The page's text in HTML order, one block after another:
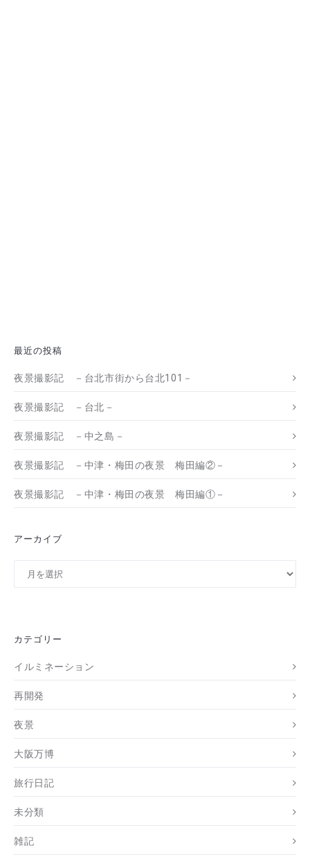
最近の投稿
夜景撮影記 －台北市街から台北101－
夜景撮影記 －台北－
夜景撮影記 －中之島－
夜景撮影記 －中津・梅田の夜景 梅田編②－
夜景撮影記 －中津・梅田の夜景 梅田編①－
アーカイブ
カテゴリー
イルミネーション
再開発
夜景
大阪万博
旅行日記
未分類
雑記